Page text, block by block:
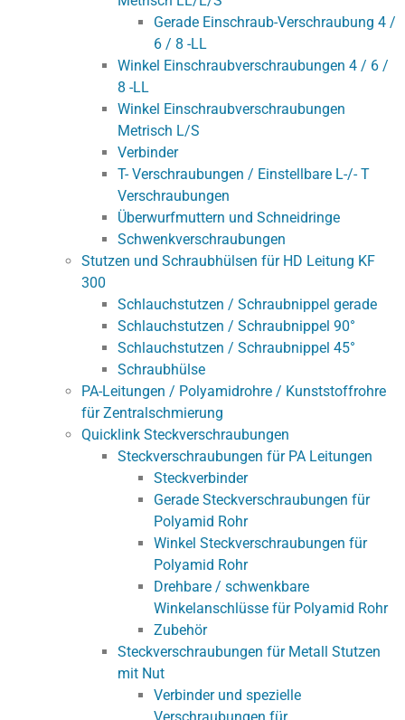
Gerade Einschraub-Verschraubung 4 /
6 / 8 -LL
Winkel Einschraubverschraubungen 4 / 6 /
8 -LL
Winkel Einschraubverschraubungen
Metrisch L/S
Verbinder
T- Verschraubungen / Einstellbare L-/- T
Verschraubungen
Überwurfmuttern und Schneidringe
Schwenkverschraubungen
Stutzen und Schraubhülsen für HD Leitung KF
300
Schlauchstutzen / Schraubnippel gerade
Schlauchstutzen / Schraubnippel 90°
Schlauchstutzen / Schraubnippel 45°
Schraubhülse
PA-Leitungen / Polyamidrohre / Kunststoffrohre
für Zentralschmierung
Quicklink Steckverschraubungen
Steckverschraubungen für PA Leitungen
Steckverbinder
Gerade Steckverschraubungen für
Polyamid Rohr
Winkel Steckverschraubungen für
Polyamid Rohr
Drehbare / schwenkbare
Winkelanschlüsse für Polyamid Rohr
Zubehör
Steckverschraubungen für Metall Stutzen
mit Nut
Verbinder und spezielle